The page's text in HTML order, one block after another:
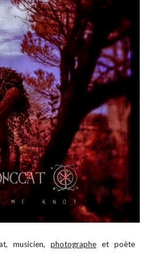
musicien, photographeet poète